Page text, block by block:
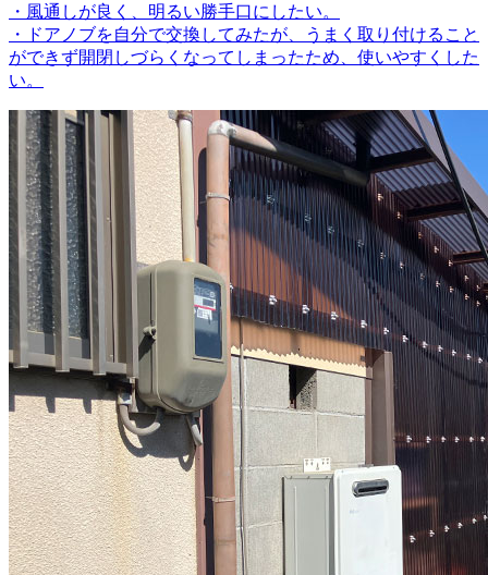
・風通しが良く、明るい勝手口にしたい。
・ドアノブを自分で交換してみたが、うまく取り付けること
ができず開閉しづらくなってしまったため、使いやすくした
い。